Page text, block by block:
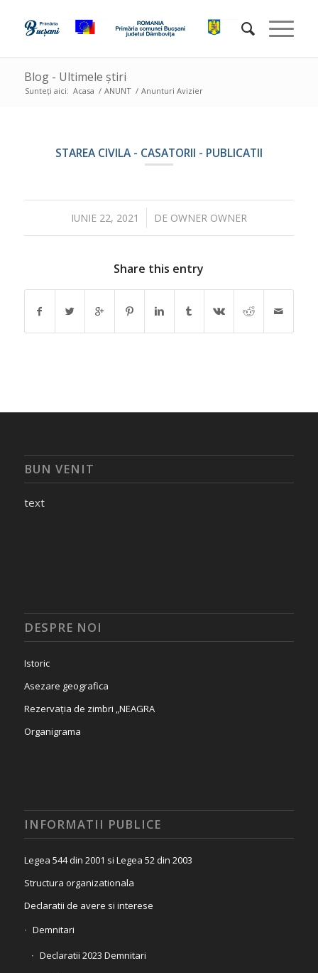
Blog - Ultimele știri
Sunteți aici: Acasa / ANUNT / Anunturi Avizier
STAREA CIVILA - CASATORII - PUBLICATII
IUNIE 22, 2021
/ DE OWNER OWNER
Share this entry
BUN VENIT
text
DESPRE NOI
Istoric
Asezare geografica
Rezervația de zimbri „NEAGRA
Organigrama
INFORMATII PUBLICE
Legea 544 din 2001 si Legea 52 din 2003
Structura organizationala
Declaratii de avere si interese
Demnitari
Declaratii 2023 Demnitari